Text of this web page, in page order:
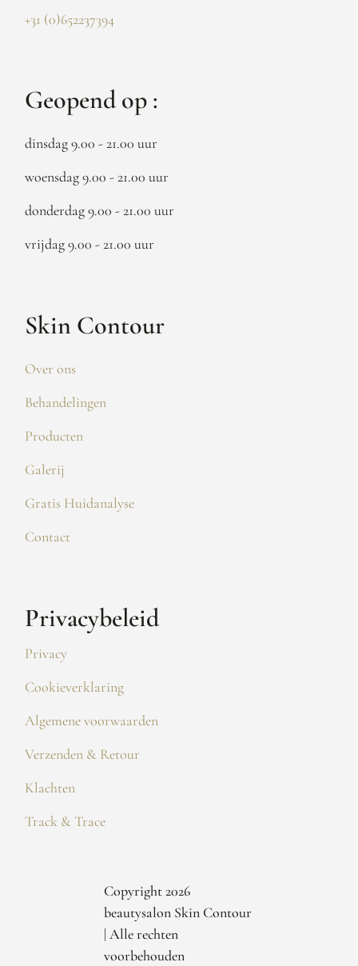
+31 (0)652237394
Geopend op :
dinsdag 9.00 - 21.00 uur
woensdag 9.00 - 21.00 uur
donderdag 9.00 - 21.00 uur
vrijdag 9.00 - 21.00 uur
Skin Contour
Over ons
Behandelingen
Producten
Galerij
Gratis Huidanalyse
Contact
Privacybeleid
Privacy
Cookieverklaring
Algemene voorwaarden
Verzenden & Retour
Klachten
Track & Trace
Copyright 2026
beautysalon Skin Contour
| Alle rechten
voorbehouden